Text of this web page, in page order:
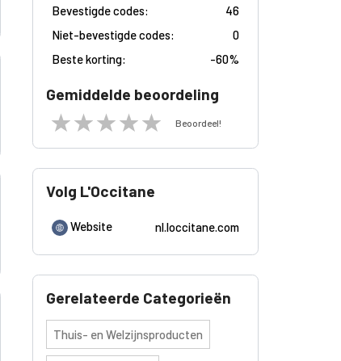
Bevestigde codes:
46
Niet-bevestigde codes:
0
Beste korting:
-60%
Gemiddelde beoordeling
Beoordeel!
Volg L'Occitane
Website nl.loccitane.com
Gerelateerde Categorieën
Thuis- en Welzijnsproducten